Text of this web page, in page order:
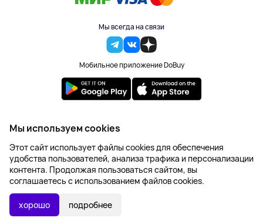
УТОЧНИТЬ НАЛИЧИЕ
Мы всегда на связи
Мобильное приложение DoBuy
2023-2026 © DoBuy. Все права защищены
Правила обработки персональных данных
Пользовательское соглашение
Оферта
Создание сайта – NetLab
Мы используем cookies
Этот сайт использует файлы cookies для обеспечения
удобства пользователей, анализа трафика и персонализации
контента. Продолжая пользоваться сайтом, вы
соглашаетесь с использованием файлов cookies.
хорошо подробнее